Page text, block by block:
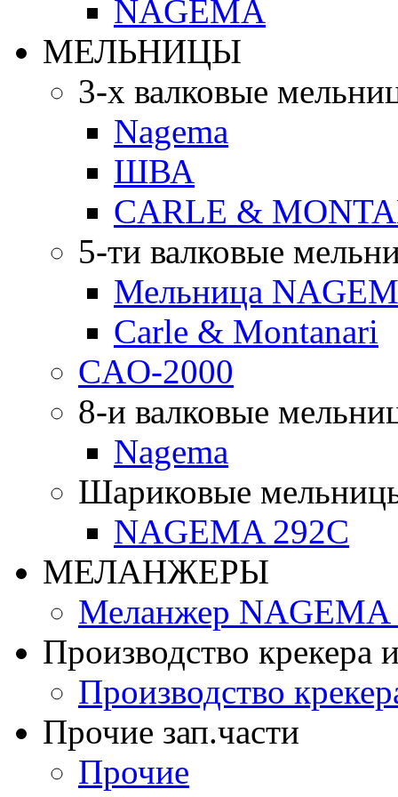
NAGEMA
МЕЛЬНИЦЫ
3-х валковые
Nagema
ШВА
CARLE &
5-ти валковые
Мельница
Carle & Montanari
CAO-2000
8-и валковые
Nagema
Шариковые
NAGEMA 292C
МЕЛАНЖЕРЫ
Меланжер NAGEMA
Производство крекера
Производство
Прочие зап.части
Прочие